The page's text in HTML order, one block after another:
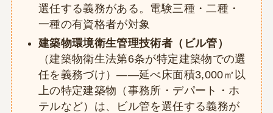
選任する義務がある。電験三種・二種・
一種の有資格者が対象
建築物環境衛生管理技術者（ビル管）
（建築物衛生法第6条が特定建築物での選
任を義務づけ）——延べ床面積3,000㎡以
上の特定建築物（事務所・デパート・ホ
テルなど）は、ビル管を選任する義務が